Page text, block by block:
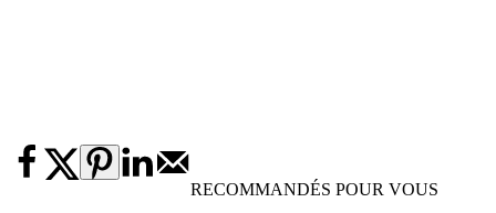
RECOMMANDÉS POUR VOUS